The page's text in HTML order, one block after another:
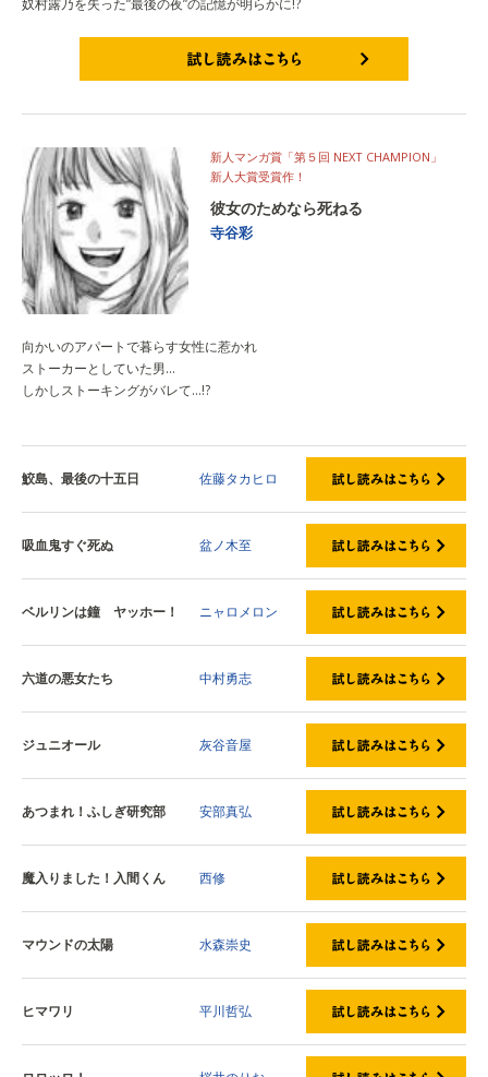
奴村露乃を失った”最後の夜”の記憶が明らかに!?
新人マンガ賞「第５回 NEXT CHAMPION」
新人大賞受賞作！
彼女のためなら死ねる
寺谷彩
向かいのアパートで暮らす女性に惹かれ
ストーカーとしていた男…
しかしストーキングがバレて…!?
鮫島、最後の十五日 佐藤タカヒロ
吸血鬼すぐ死ぬ 盆ノ木至
ベルリンは鐘 ヤッホー！ ニャロメロン
六道の悪女たち 中村勇志
ジュニオール 灰谷音屋
あつまれ！ふしぎ研究部 安部真弘
魔入りました！入間くん 西修
マウンドの太陽 水森崇史
ヒマワリ 平川哲弘